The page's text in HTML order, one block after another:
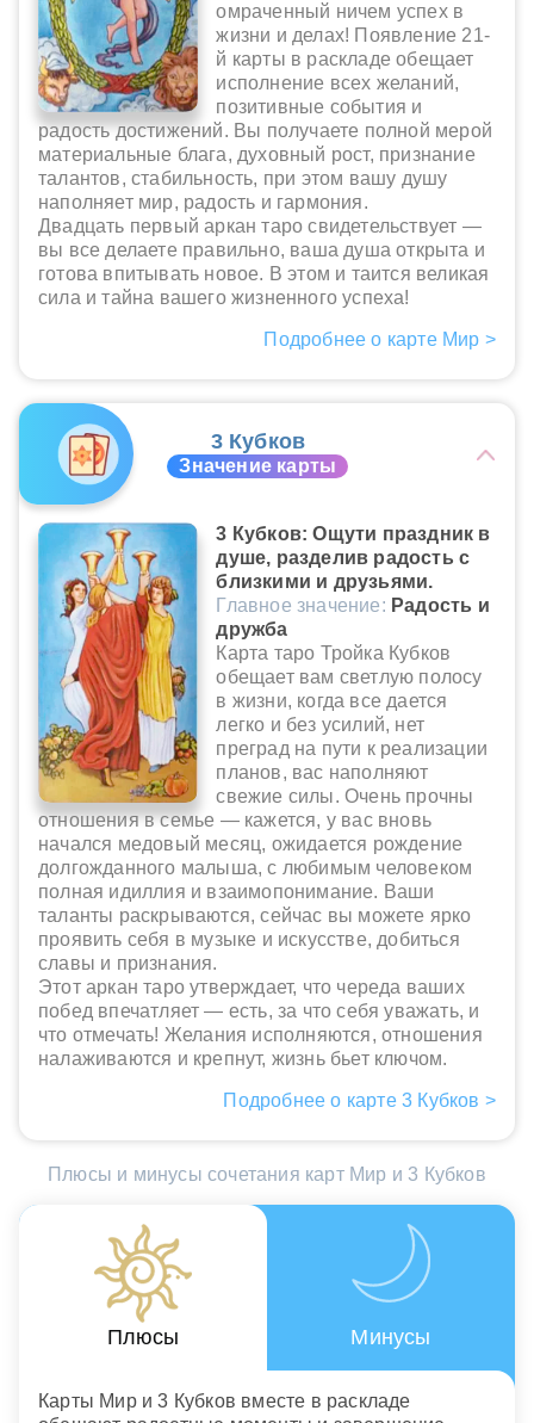
омраченный ничем успех в
жизни и делах! Появление 21-
й карты в раскладе обещает
исполнение всех желаний,
позитивные события и
радость достижений. Вы получаете полной мерой
материальные блага, духовный рост, признание
талантов, стабильность, при этом вашу душу
наполняет мир, радость и гармония.
Двадцать первый аркан таро свидетельствует —
вы все делаете правильно, ваша душа открыта и
готова впитывать новое. В этом и таится великая
сила и тайна вашего жизненного успеха!
Подробнее о карте Мир >
3 Кубков
Значение карты
3 Кубков: Ощути праздник в
душе, разделив радость с
близкими и друзьями.
Главное значение: Радость и
дружба
Карта таро Тройка Кубков
обещает вам светлую полосу
в жизни, когда все дается
легко и без усилий, нет
преград на пути к реализации
планов, вас наполняют
свежие силы. Очень прочны
отношения в семье — кажется, у вас вновь
начался медовый месяц, ожидается рождение
долгожданного малыша, с любимым человеком
полная идиллия и взаимопонимание. Ваши
таланты раскрываются, сейчас вы можете ярко
проявить себя в музыке и искусстве, добиться
славы и признания.
Этот аркан таро утверждает, что череда ваших
побед впечатляет — есть, за что себя уважать, и
что отмечать! Желания исполняются, отношения
налаживаются и крепнут, жизнь бьет ключом.
Подробнее о карте 3 Кубков >
Плюсы и минусы сочетания карт Мир и 3 Кубков
Плюсы Минусы
Карты Мир и 3 Кубков вместе в раскладе